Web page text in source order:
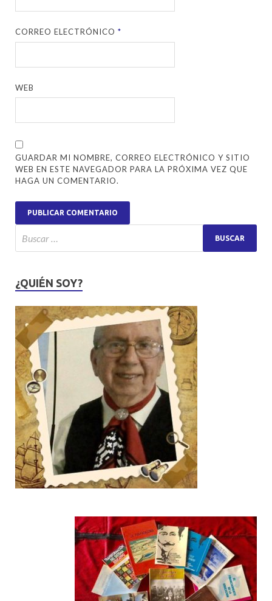
CORREO ELECTRÓNICO*
WEB
GUARDAR MI NOMBRE, CORREO ELECTRÓNICO Y SITIO
WEB EN ESTE NAVEGADOR PARA LA PRÓXIMA VEZ QUE
HAGA UN COMENTARIO.
¿QUIÉN SOY?